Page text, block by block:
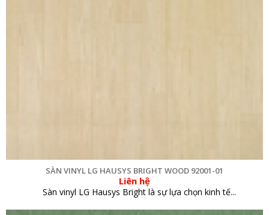
SÀN VINYL LG HAUSYS BRIGHT WOOD 92001-01
Liên hệ
Sàn vinyl LG Hausys Bright là sự lựa chọn kinh tế...